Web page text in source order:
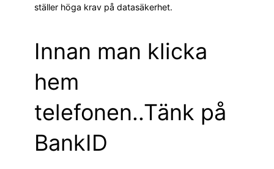
ställer höga krav på datasäkerhet.
Innan man klicka
hem
telefonen..Tänk på
BankID